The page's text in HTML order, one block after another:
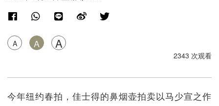
A A A
2343 次观看
今年纽约春拍，佳士得的鼻烟壶拍卖以马少宣之作